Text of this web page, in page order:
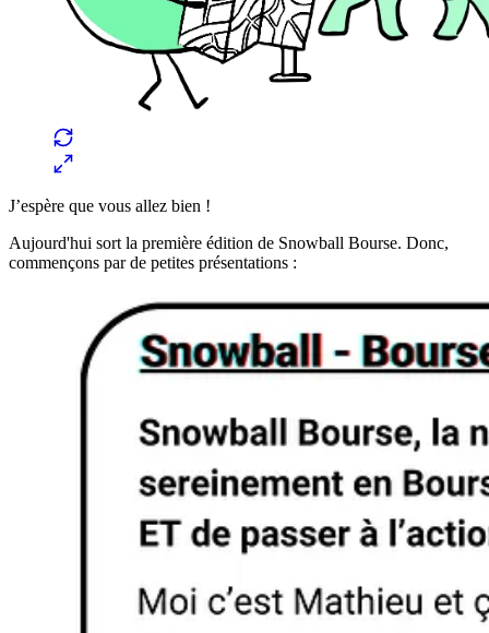
J’espère que vous allez bien !
Aujourd'hui sort la première édition de Snowball Bourse. Donc,
commençons par de petites présentations :